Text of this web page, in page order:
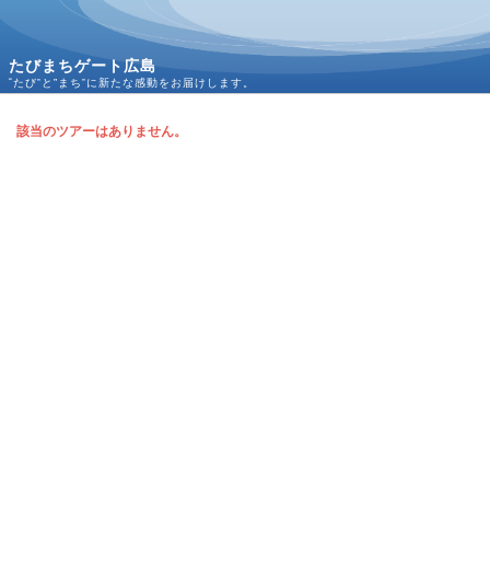
たびまちゲート広島
“たび”と‟まち”に新たな感動をお届けします。